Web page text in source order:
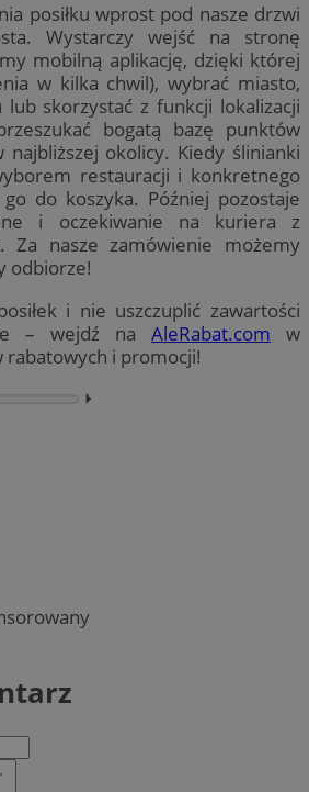
posiłku wprost pod nasze drzwi
Wystarczy wejść na stronę
mobilną aplikację, dzięki której
w kilka chwil), wybrać miasto,
skorzystać z funkcji lokalizacji
bogatą bazę punktów
najbliższej okolicy. Kiedy ślinianki
restauracji i konkretnego
do koszyka. Później pozostaje
i oczekiwanie na kuriera z
Za nasze zamówienie możemy
odbiorze!
i nie uszczuplić zawartości
– wejdź na AleRabat.com w
rabatowych i promocji!
⏵︎